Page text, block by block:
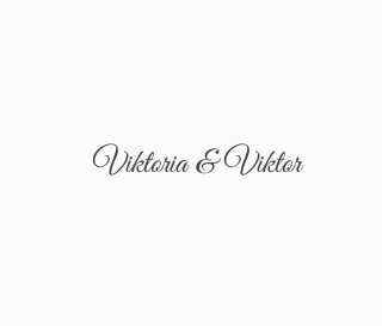
Viktoria & Viktor